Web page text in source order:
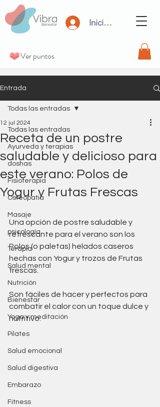
Iniciar Sesión
Ver puntos
Entrada
Todas las entradas
Ayurveda y terapias
doshas
Fisioterapia
Osteopatia
Masaje
psicología
Terapia
Salud mental
Nutrición
Bienestar
Yoga y meditación
Pilates
Salud emocional
Salud digestiva
Embarazo
Fitness
Todas las entradas
Receta de un postre
saludable y delicioso para
este verano: Polos de
Yogur y Frutas Frescas
12 jul 2024
Una opción de postre saludable y
refrescante para el verano son los
Polos (o paletas) helados caseros
hechas con Yogur y trozos de Frutas
frescas.
Son fáciles de hacer y perfectos para
combatir el calor con un toque dulce y
nutritivo.